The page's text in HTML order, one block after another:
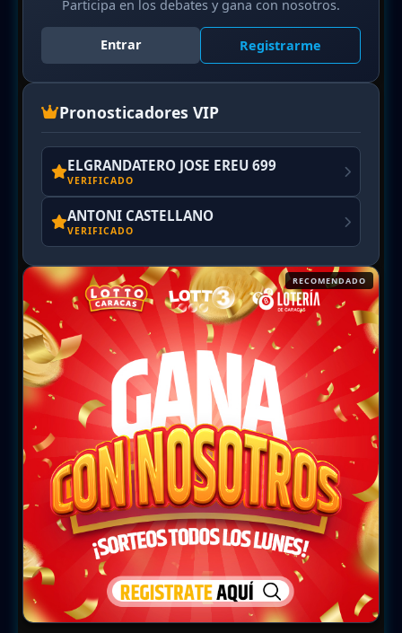
Participa en los debates y gana con nosotros.
Entrar Registrarme
Pronosticadores VIP
ELGRANDATERO JOSE EREU 699
VERIFICADO
ANTONI CASTELLANO
VERIFICADO
RECOMENDADO